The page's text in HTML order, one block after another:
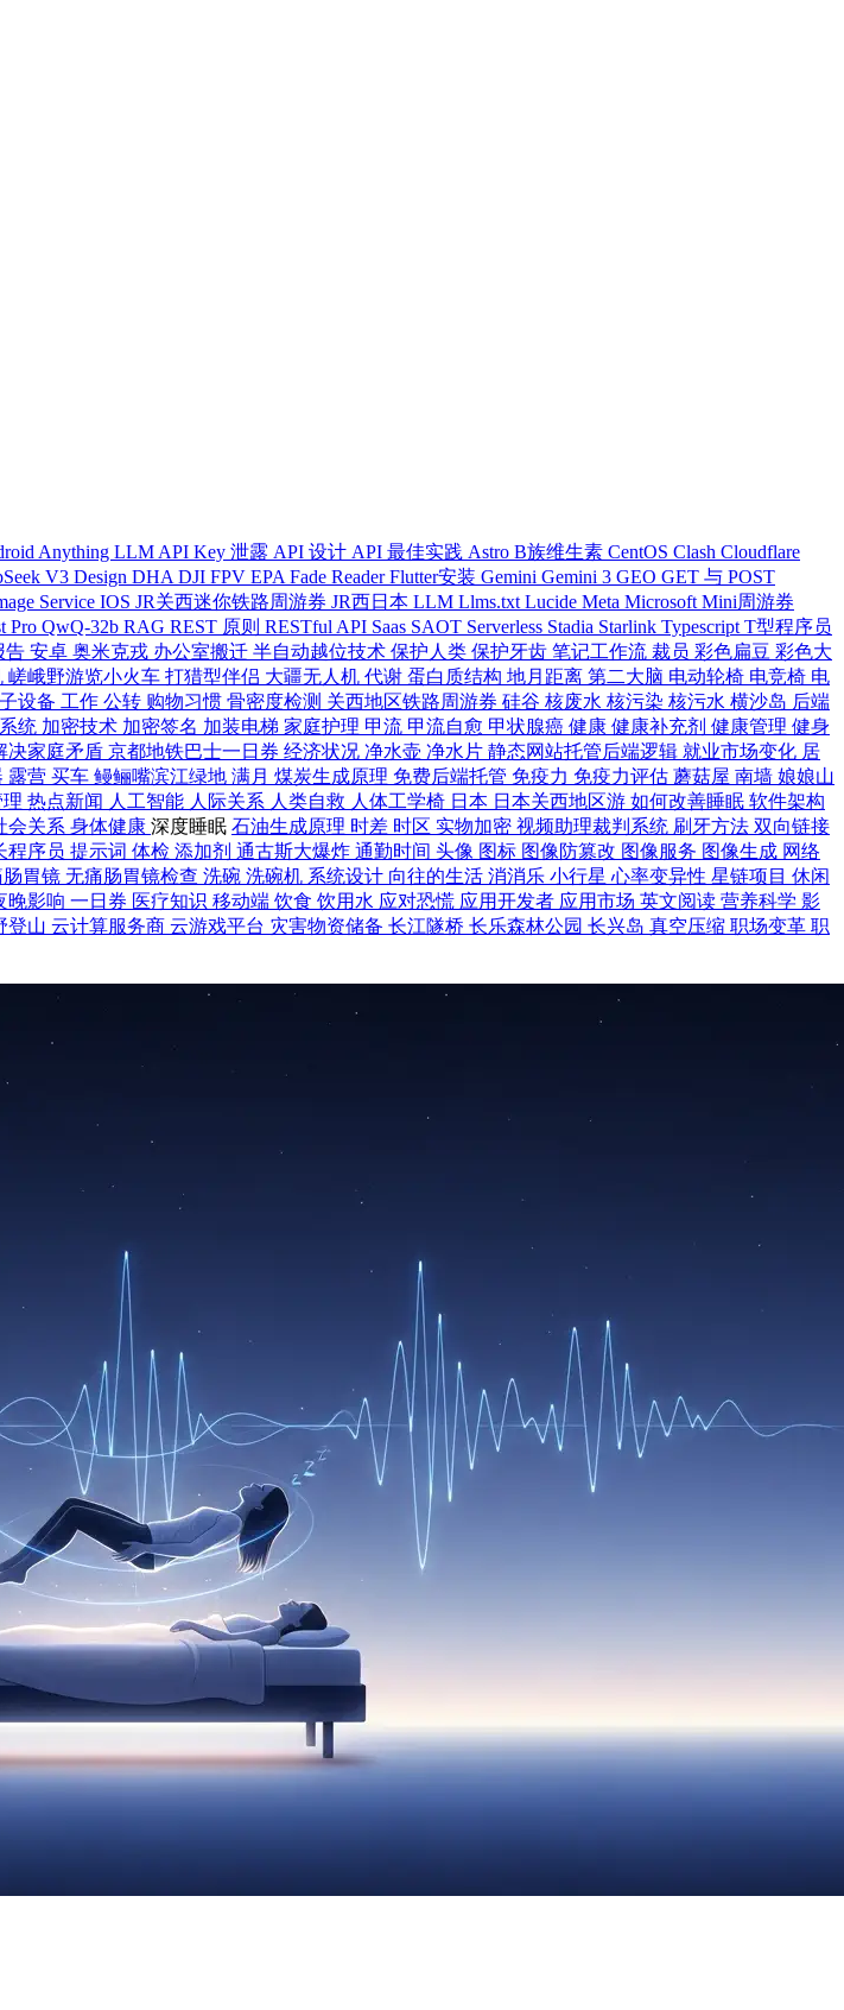
Anything LLM API Key 泄露 API 设计 API 最佳实践 Astro B族维生素 CentOS Clash Cloudflare
V3 Design DHA DJI FPV EPA Fade ReaderFlutter安装 Gemini Gemini 3 GEO GET 与 POST
Service IOS JR关西迷你铁路周游券 JR西日本 LLM Llms.txt Lucide Meta Microsoft Mini周游券
Pro QwQ-32b RAG REST 原则 RESTful API Saas SAOT Serverless Stadia Starlink Typescript T型程序员
告 安卓 奥米克戎 办公室搬迁 半自动越位技术 保护人类 保护牙齿 笔记工作流 裁员 彩色扁豆 彩色大
嵯峨野游览小火车 打猎型伴侣 大疆无人机 代谢 蛋白质结构 地月距离 第二大脑 电动轮椅 电竞椅 电
设备 工作 公转 购物习惯 骨密度检测 关西地区铁路周游券 硅谷 核废水 核污染 核污水 横沙岛 后端
统 加密技术 加密签名 加装电梯 家庭护理 甲流 甲流自愈 甲状腺癌 健康 健康补充剂 健康管理 健身
决家庭矛盾 京都地铁巴士一日券 经济状况 净水壶 净水片 静态网站托管后端逻辑 就业市场变化 居
露营 买车 鳗鲡嘴滨江绿地 满月 煤炭生成原理 免费后端托管 免疫力 免疫力评估 蘑菇屋 南墙 娘娘山
热点新闻 人工智能 人际关系 人类自救 人体工学椅 日本 日本关西地区游 如何改善睡眠 软件架构
会关系 身体健康 深度睡眠 石油生成原理 时差 时区 实物加密 视频助理裁判系统 刷牙方法 双向链接
程序员 提示词 体检 添加剂 通古斯大爆炸 通勤时间 头像 图标 图像防篡改 图像服务 图像生成 网络
胃镜 无痛肠胃镜检查 洗碗 洗碗机 系统设计 向往的生活 消消乐 小行星 心率变异性 星链项目 休闲
晚影响 一日券 医疗知识 移动端 饮食 饮用水 应对恐慌 应用开发者 应用市场 英文阅读 营养科学 影
登山 云计算服务商 云游戏平台 灾害物资储备 长江隧桥 长乐森林公园 长兴岛 真空压缩 职场变革 职